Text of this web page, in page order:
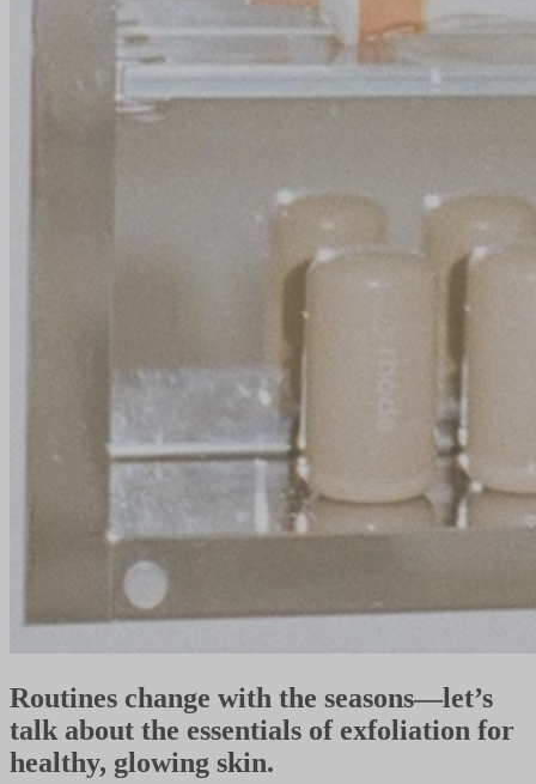
Routines change with the seasons—let’s
talk about the essentials of exfoliation for
healthy, glowing skin.​​​​‌ ‍ ​‍​‍‌‍ ‌ ​‍‌‍‍‌‌‍‌ ‌‍‍‌‌‍ ‍​‍​‍​ ‍‍​‍​‍‌ ​ ‌‍​‌‌‍ ‍‌‍‍‌‌ ‌​‌ ‍‌​‍ ‍‌‍‍‌‌‍ ​‍​‍​‍ ​​‍​‍‌‍‍​‌ ​‍‌‍‌‌‌‍‌‍​‍​‍​ ‍‍​‍​‍‌‍‍​‌ ‌​‌ ‌​‌ ​​‌ ​ ​ ‍‍​‍ ​‍ ‌‍‌ ‌‍‌‌‌‍ ​‌‍​ ‌‍​‌‌ ​‍‌‍‌‌​‍ ‍‌ ​ ‌‍​‌‌‍ ‍‌‍‍‌‌ ‌​‌ ‍‌​‍ ‍‌ ​ ‌ ‌​‌ ‌‌‌‍‌​‌‍‍‌‌‍ ​‍ ‌‍‍‌‌‍ ‍‌ ‌​‌‍‌‌‌‍ ‍‌ ‌​​‍ ‌‍‌‌‌‍‌​‌‍‍‌‌ ‌​​‍ ‌‍ ‌‌‍ ‌‍‌​‌‍‌‌​ ‌‌ ​​‌ ​‍‌‍‌‌‌ ​ ‌‍‌‌‌‍ ‍‌ ‌​‌‍​‌‌ ‌​‌‍‍‌‌‍ ‌‍ ‍​ ‍ ‌‍‍‌‌‍‌​​ ‌‌‍‌‌​ ​‍‌‍‌‌​ ‌‍‌‍‌‌​ ‌‍​ ‍​​ ‍‌​‍ ‌​ ‍​‌‍​ ​ ​ ‌‍‌​​‍ ‌​ ‌​‌‍‌‍​ ‌‌‌‍​ ​‍ ‌‌‍​‍​ ​​‌‍​ ​ ​‍​‍ ‌‌‍​ ​ ‌‍​ ‌‍​ ‌‌​ ‍​​ ​‍​ ‍‌‌‍​‌​ ​‌​ ‌‌‌‍​‌​ ‌ ​ ‍ ‌ ‌​‌ ‍‌‌ ​​‌‍‌‌​ ‌‌‍​‌‌ ​‍‌ ‌​‌‍‍‌‌‍​ ‌‍ ​‌‍‌‌​ ‍ ‌ ​​‌‍​‌‌ ‌​‌‍‍​​ ‌‌‍​‍‌‍ ‌‍‌​‌ ‍‌​‍‌‌​ ‌‌‌​​‍‌‌ ‌‍‍ ‌‍‌‌‌ ‍‌​‍‌‌​ ​ ‌​‌​​‍‌‌​ ​ ‌​‌​​‍‌‌​ ​‍​ ​‍​ ​ ‌‍​‍​ ‍​​ ‌‌​ ‍​​ ‌‌​ ‌​‌‍​‌​ ​‌​ ​‍‌‍​ ‌‍​ ​‍‌‌​ ​‍​ ​‍​‍‌‌​ ‌‌‌​‌​​‍ ‍‌‍​ ‌‍‍​‌‍‍‌‌‍ ​‌‍‌​‌ ​‍‌‍‌‌‌‍ ‍​‍‌‌​ ‌‌‌​​‍‌‌ ‌‍‍ ‌‍‌‌‌ ‍‌​‍‌‌​ ​ ‌​‌​​‍‌‌​ ​ ‌​‌​​‍‌‌​ ​‍​ ​‍​ ‌​​ ​‌‌‍​‌‌‍​‍​ ‍‌​ ‌​​ ‌​​ ‍​​ ​ ​ ‌‍‌‍​ ​ ‌​​‍‌‌​ ​‍​ ​‍​‍‌‌​ ‌‌‌​‌​​‍ ‍‌ ‌​‌‍‌‌‌ ‍​‌ ‌​​ ‌‍​‍‌‍​‌‌ ​ ‌‍‌‌‌‌‌‌‌ ​‍‌‍ ​​ ‌‌‍‍​‌ ‌​‌ ‌​‌ ​​‌ ​ ​‍‌‌​ ​ ‌​​‌​‍‌‌​ ​‍‌​‌‍​‍‌‌​ ​‍‌​‌‍‌‍‌ ‌‍‌‌‌‍ ​‌‍​ ‌‍​‌‌ ​‍‌‍‌‌​‍ ‍‌ ​ ‌‍​‌‌‍ ‍‌‍‍‌‌ ‌​‌ ‍‌​‍ ‍‌ ​ ‌ ‌​‌ ‌‌‌‍‌​‌‍‍‌‌‍ ​‍‌‍‌‍‍‌‌‍‌​​ ‌‌‍‌‌​ ​‍‌‍‌‌​ ‌‍‌‍‌‌​ ‌‍​ ‍​​ ‍‌​‍ ‌​ ‍​‌‍​ ​ ​ ‌‍‌​​‍ ‌​ ‌​‌‍‌‍​ ‌‌‌‍​ ​‍ ‌‌‍​‍​ ​​‌‍​ ​ ​‍​‍ ‌‌‍​ ​ ‌‍​ ‌‍​ ‌‌​ ‍​​ ​‍​ ‍‌‌‍​‌​ ​‌​ ‌‌‌‍​‌​ ‌ ​‍‌‍‌ ‌​‌ ‍‌‌ ​​‌‍‌‌​ ‌‌‍​‌‌ ​‍‌ ‌​‌‍‍‌‌‍​ ‌‍ ​‌‍‌‌​‍‌‍‌ ​​‌‍​‌‌ ‌​‌‍‍​​ ‌‌‍​‍‌‍ ‌‍‌​‌ ‍‌​‍‌‌​ ‌‌‌​​‍‌‌ ‌‍‍ ‌‍‌‌‌ ‍‌​‍‌‌​ ​ ‌​‌​​‍‌‌​ ​ ‌​‌​​‍‌‌​ ​‍​ ​‍​ ​ ‌‍​‍​ ‍​​ ‌‌​ ‍​​ ‌‌​ ‌​‌‍​‌​ ​‌​ ​‍‌‍​ ‌‍​ ​‍‌‌​ ​‍​ ​‍​‍‌‌​ ‌‌‌​‌​​‍ ‍‌‍​ ‌‍‍​‌‍‍‌‌‍ ​‌‍‌​‌ ​‍‌‍‌‌‌‍ ‍​‍‌‌​ ‌‌‌​​‍‌‌ ‌‍‍ ‌‍‌‌‌ ‍‌​‍‌‌​ ​ ‌​‌​​‍‌‌​ ​ ‌​‌​​‍‌‌​ ​‍​ ​‍​ ‌​​ ​‌‌‍​‌‌‍​‍​ ‍‌​ ‌​​ ‌​​ ‍​​ ​ ​ ‌‍‌‍​ ​ ‌​​‍‌‌​ ​‍​ ​‍​‍‌‌​ ‌‌‌​‌​​‍ ‍‌ ‌​‌‍‌‌‌ ‍​‌ ‌​​‍‌‍‌ ​​‌‍‌‌‌ ​‍‌ ​ ‌ ​​‌‍‌‌‌‍​ ‌ ‌​‌‍‍‌‌ ‌‍‌‍‌‌​ ‌‌ ​​‌ ‌‌‌‍​‍‌‍ ​‌‍‍‌‌ ​ ‌‍‍​‌‍‌‌‌‍‌​​‍​‍‌ ‌